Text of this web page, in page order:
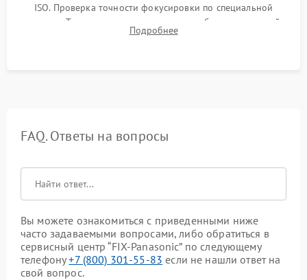
ISO. Проверка точности фокусировки по специальной
мишени. Тест записи на карту памяти, работы встроенной
вспышки, микрофона и всех кнопок управления.
Подробнее
FAQ. Ответы на вопросы
Вы можете ознакомиться с приведенными ниже
часто задаваемыми вопросами, либо обратиться в
сервисный центр “FIX-Panasonic” по следующему
телефону+7 (800) 301-55-83 если не нашли ответ на
свой вопрос.